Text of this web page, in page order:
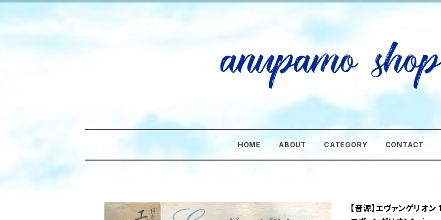
HOME ABOUT CATEGORY CONTACT
【音源】エヴァンゲリオン